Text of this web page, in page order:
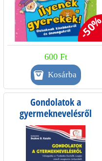
-50%
600 Ft
Gondolatok a
gyermeknevelésről